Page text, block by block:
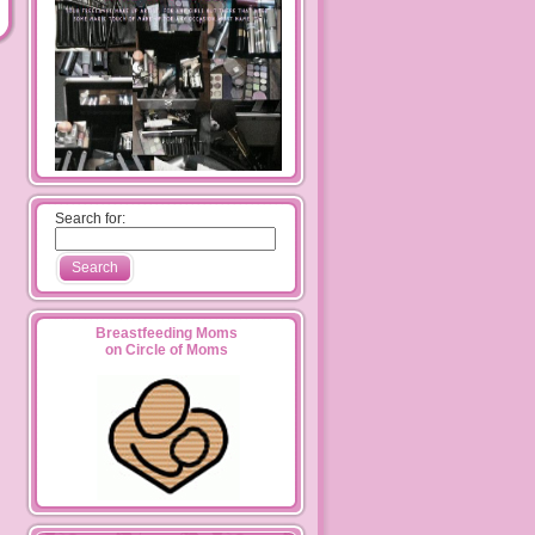
Search for:
Breastfeeding Moms
on Circle of Moms